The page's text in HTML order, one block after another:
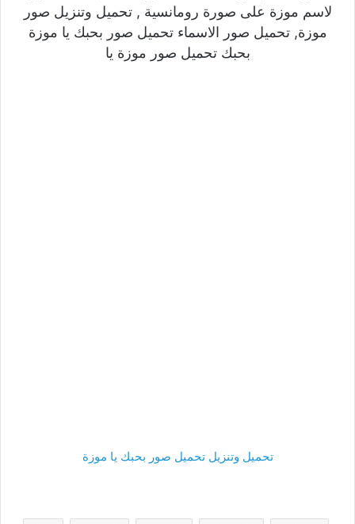
لاسم موزة على صورة رومانسية , تحميل وتنزيل صور
موزة, تحميل صور الاسماء تحميل صور بحبك يا موزة
بحبك تحميل صور موزة يا
تحميل وتنزيل تحميل صور بحبك يا موزة